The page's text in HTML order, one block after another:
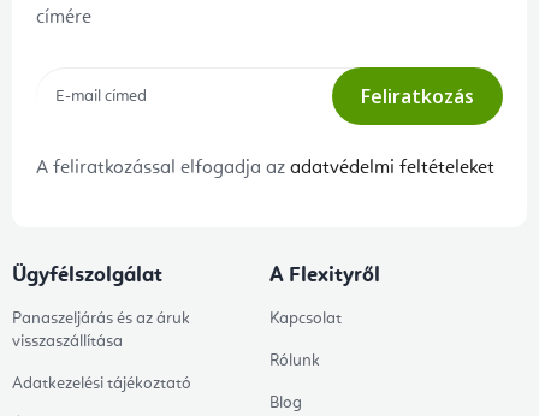
címére
Feliratkozás
A feliratkozással elfogadja az adatvédelmi feltételeket
Ügyfélszolgálat
Panaszeljárás és az áruk
visszaszállítása
Adatkezelési tájékoztató
A Flexityről
Kapcsolat
Rólunk
Blog